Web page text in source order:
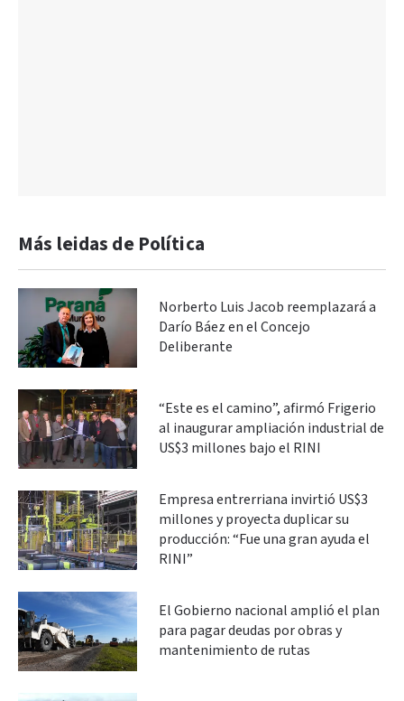
Más leidas de Política
Norberto Luis Jacob reemplazará a
Darío Báez en el Concejo
Deliberante
“Este es el camino”, afirmó Frigerio
al inaugurar ampliación industrial de
US$3 millones bajo el RINI
Empresa entrerriana invirtió US$3
millones y proyecta duplicar su
producción: “Fue una gran ayuda el
RINI”
El Gobierno nacional amplió el plan
para pagar deudas por obras y
mantenimiento de rutas